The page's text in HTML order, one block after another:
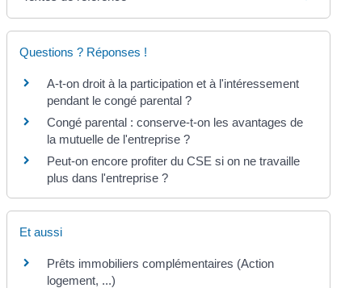
Questions ? Réponses !
A-t-on droit à la participation et à l'intéressement
pendant le congé parental ?
Congé parental : conserve-t-on les avantages de
la mutuelle de l'entreprise ?
Peut-on encore profiter du CSE si on ne travaille
plus dans l'entreprise ?
Et aussi
Prêts immobiliers complémentaires (Action
logement, ...)